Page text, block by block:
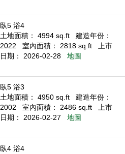
臥5 浴4
土地面積： 4994 sq.ft
建造年份：
2022
室內面積： 2818 sq.ft
上市
日期： 2026-02-28
地圖
臥5 浴3
土地面積： 4950 sq.ft
建造年份：
2002
室內面積： 2486 sq.ft
上市
日期： 2026-02-27
地圖
臥4 浴4